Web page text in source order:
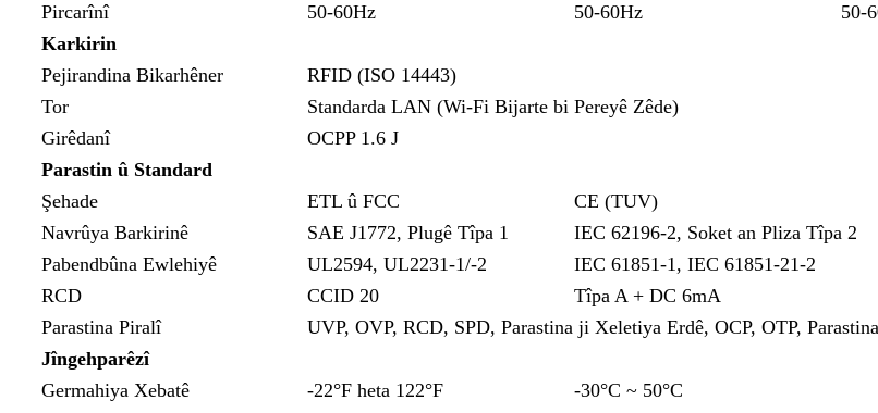
Pircarînî
50-60Hz 50-60Hz
50-
Karkirin
Pejirandina Bikarhêner
RFID (ISO 14443)
Tor
Standarda LAN (Wi-Fi Bijarte bi Pereyê Zêde)
Girêdanî
OCPP 1.6 J
Parastin û Standard
Şehade
ETL û FCC
CE (TUV)
Navrûya Barkirinê
SAE J1772, Plugê Tîpa 1
IEC 62196-2, Soket an Pliza Tîpa 2
Pabendbûna Ewlehiyê
UL2594, UL2231-1/-2
IEC 61851-1, IEC 61851-21-2
RCD
CCID 20
Tîpa A + DC 6mA
Parastina Piralî
UVP, OVP, RCD, SPD, Parastina ji Xeletiya Erdê, OCP, OTP,
Jîngehparêzî
Germahiya Xebatê
-22°F heta 122°F
-30°C ~ 50°C